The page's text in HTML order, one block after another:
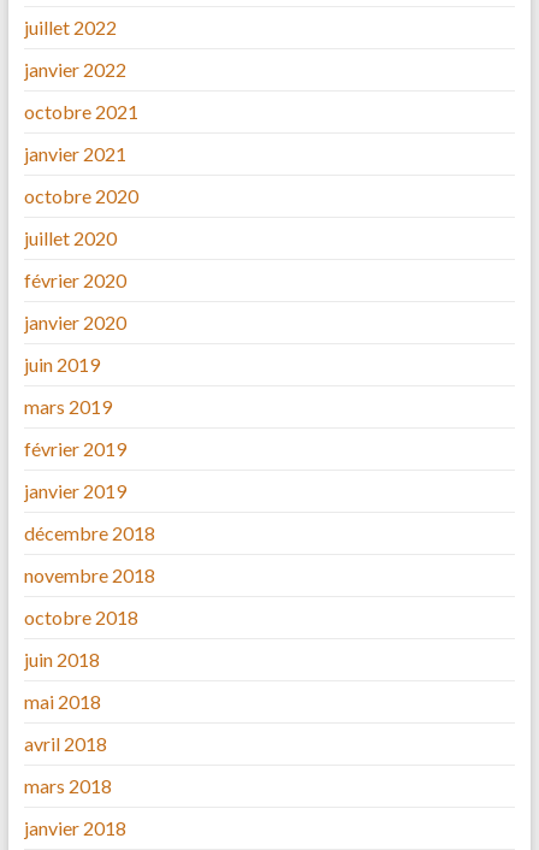
juillet 2022
janvier 2022
octobre 2021
janvier 2021
octobre 2020
juillet 2020
février 2020
janvier 2020
juin 2019
mars 2019
février 2019
janvier 2019
décembre 2018
novembre 2018
octobre 2018
juin 2018
mai 2018
avril 2018
mars 2018
janvier 2018